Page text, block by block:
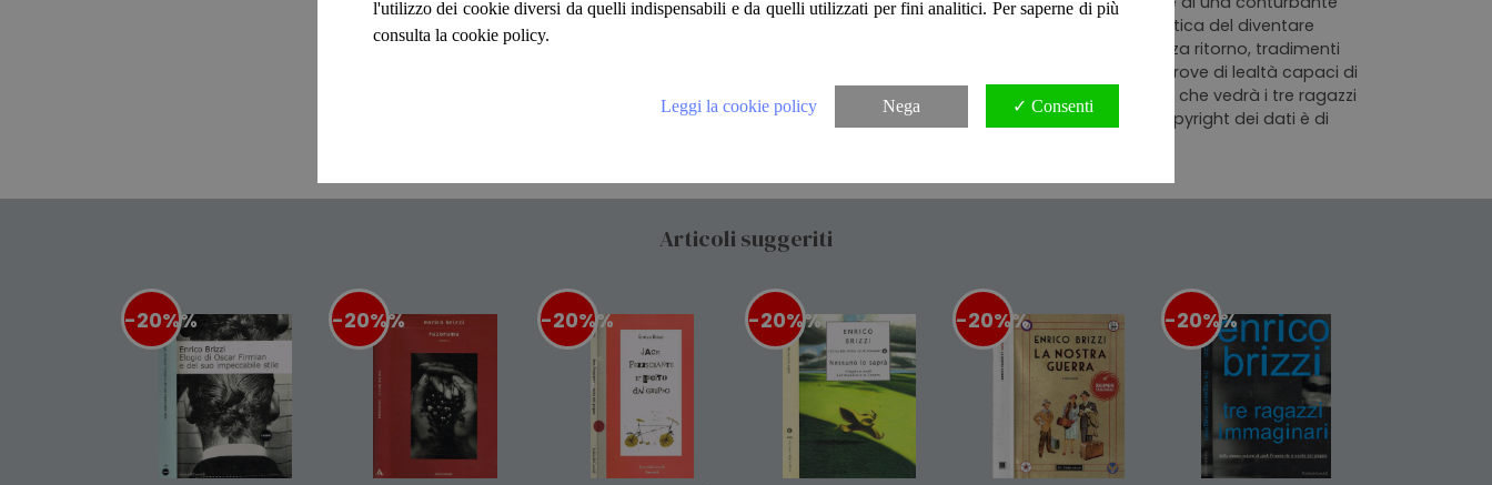
lotta per trovare il proprio posto nel mondo; la meraviglia e la fatica del diventare
grandi li metteranno di fronte a scelte non scontate e passi senza ritorno, tradimenti
che li sprofonderanno nell'abisso della disperazione e inattese prove di lealtà capaci di
riaccendere la fiducia, sino alla grande, incancellabile, avventura che vedrà i tre ragazzi
protagonisti nell'estate dei diciott'anni. Numero pagine 543. Il copyright dei dati è di
Articoli suggeriti
-20%% -20%% -20%% -20%% -20%% -20%%
l'utilizzo dei cookie diversi da quelli indispensabili e da quelli utilizzati per fini analitici. Per saperne di più
consulta la cookie policy.
Leggi la cookie policy Nega ✓ Consenti